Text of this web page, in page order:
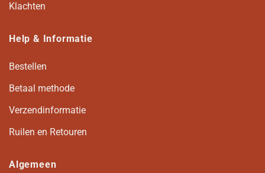
Klachten
Help & Informatie
Bestellen
Betaal methode
Verzendinformatie
Ruilen en Retouren
Algemeen